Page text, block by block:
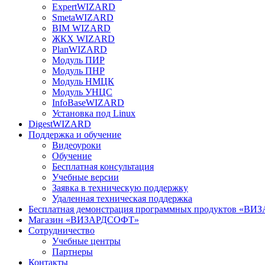
ExpertWIZARD
SmetaWIZARD
BIM WIZARD
ЖКХ WIZARD
PlanWIZARD
Модуль ПИР
Модуль ПНР
Модуль НМЦК
Модуль УНЦС
InfoBaseWIZARD
Установка под Linux
DigestWIZARD
Поддержка и обучение
Видеоуроки
Обучение
Бесплатная консультация
Учебные версии
Заявка в техническую поддержку
Удаленная техническая поддержка
Бесплатная демонстрация программных продуктов
Магазин «ВИЗАРДСОФТ»
Сотрудничество
Учебные центры
Партнеры
Контакты